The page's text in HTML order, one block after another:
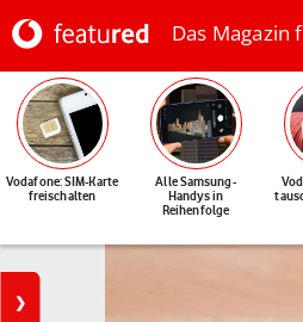
Das
Vodafone: SIM-Karte
freischalten
Alle Samsung-
Handys in
Reihenfolge